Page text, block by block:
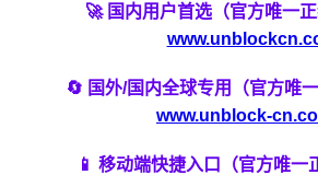
🚀 国内用户首选（官方唯一正
🔄 国外/国内全球专用（官方唯
www.unblock-
📱 移动端快捷入口（官方唯一